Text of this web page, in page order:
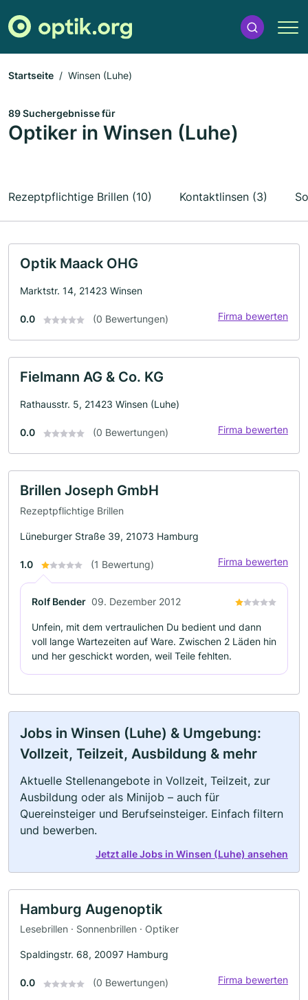
Startseite Winsen (Luhe)
89 Suchergebnisse für
Optiker in Winsen (Luhe)
Rezeptpflichtige Brillen (10) Kontaktlinsen (3)
Optik Maack OHG
Marktstr. 14, 21423 Winsen
0.0 (0 Bewertungen) Firma bewerten
Fielmann AG & Co. KG
Rathausstr. 5, 21423 Winsen (Luhe)
0.0 (0 Bewertungen) Firma bewerten
Brillen Joseph GmbH
Rezeptpflichtige Brillen
Lüneburger Straße 39, 21073 Hamburg
1.0 (1 Bewertung) Firma bewerten
Rolf Bender 09. Dezember 2012
Unfein, mit dem vertraulichen Du bedient und dann
voll lange Wartezeiten auf Ware. Zwischen 2 Läden hin
und her geschickt worden, weil Teile fehlten.
Jobs in Winsen (Luhe) & Umgebung:
Vollzeit, Teilzeit, Ausbildung & mehr
Aktuelle Stellenangebote in Vollzeit, Teilzeit, zur
Ausbildung oder als Minijob – auch für
Quereinsteiger und Berufseinsteiger. Einfach filtern
und bewerben.
Jetzt alle Jobs in Winsen (Luhe) ansehen
Hamburg Augenoptik
Lesebrillen · Sonnenbrillen · Optiker
Spaldingstr. 68, 20097 Hamburg
0.0 (0 Bewertungen) Firma bewerten